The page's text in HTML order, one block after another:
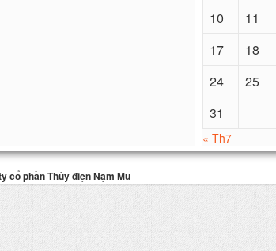
10
11
17
18
24
25
31
« Th7
cổ phần Thủy điện Nậm Mu